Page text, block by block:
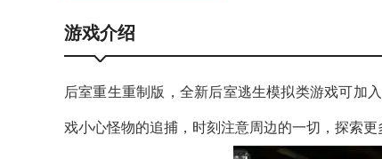
游戏介绍
后室重生重制版，全新后室逃生模拟类游戏可加
戏小心怪物的追捕，时刻注意周边的一切，探索